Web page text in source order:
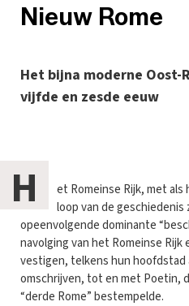
Nieuw Rome
Het bijna moderne Oost-
vijfde en zesde eeuw
H
et Romeinse Rijk, met
loop van de
opeenvolgende dominante
navolging van het Romeinse Rijk
vestigen, telkens hun hoofdstad
omschrijven, tot en met Poetin,
“derde Rome” bestempelde.